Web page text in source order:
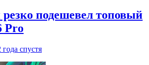
подешевел топовый
Pro
года спустя